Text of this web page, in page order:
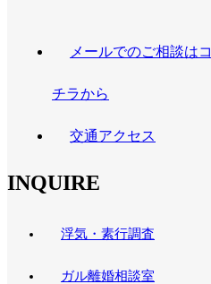
メールでのご相談はコ
チラから
交通アクセス
INQUIRE
浮気・素行調査
ガル離婚相談室